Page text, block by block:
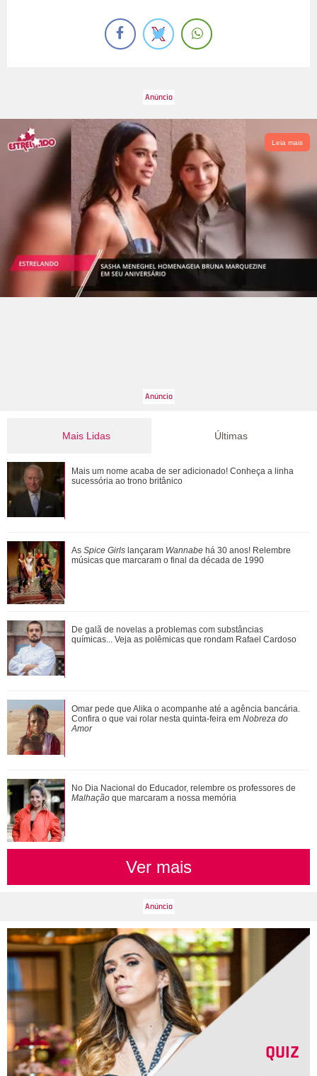
Leia mais
Mais Lidas
Jojo Todynho faz novo procedimento estético para definir
pernas: Muito realizada
Entenda a dinâmica do NCT e relembre quem já fez parte
grupo de K-Pop
Ariana Grande anuncia pausa na carreira após críticas ao
corpo
Agrado e Eduarda são prejudicadas pela proximidade com
João Raul. Saiba o que vai acontece...
Últimas
Mais um nome acaba de ser adicionado! Conheça a linha
sucessória ao trono britânico
As Spice Girls lançaram Wannabe há 30 anos! Relembre
músicas que marcaram o final da década de 1990
De galã de novelas a problemas com substâncias
químicas... Veja as polêmicas que rondam Rafael Cardoso
Omar pede que Alika o acompanhe até a agência bancária.
Confira o que vai rolar nesta quinta-feira em Nobreza do
Amor
No Dia Nacional do Educador, relembre os professores de
Malhação que marcaram a nossa memória
Ver mais
QUIZ